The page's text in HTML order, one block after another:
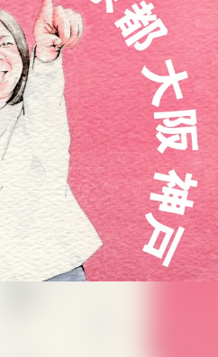
ンジ
CAMPFIRE for Social Good
CAMPFIREふるさと納税machi-ya